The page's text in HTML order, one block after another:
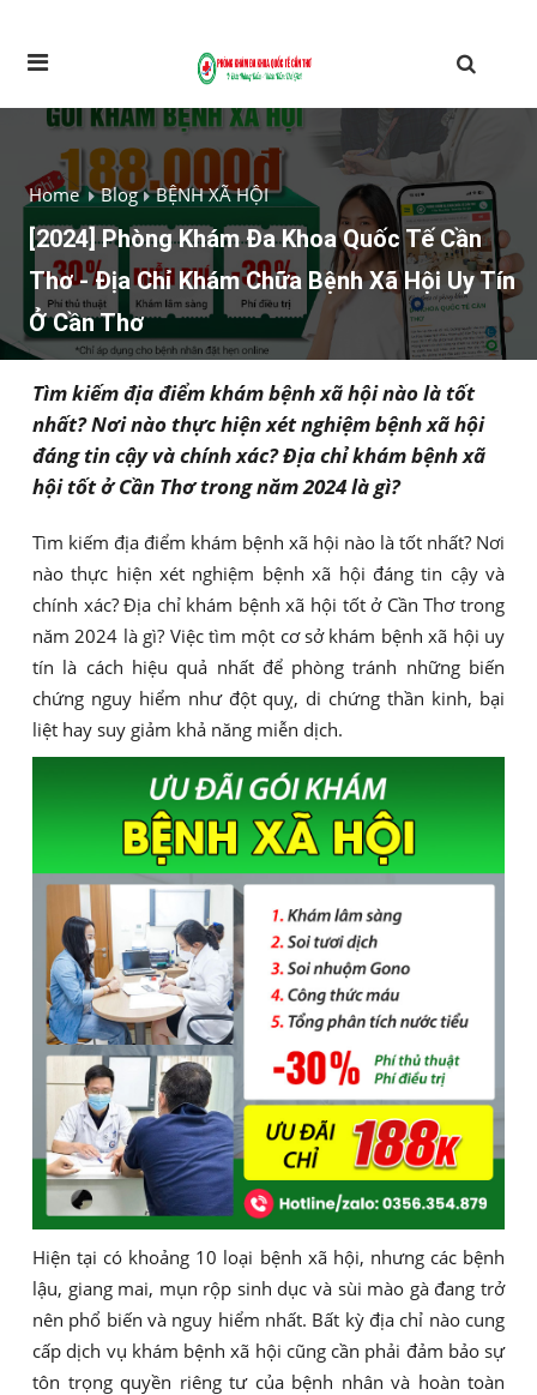
Home Blog BỆNH XÃ HỘI
[2024] Phòng Khám Đa Khoa Quốc Tế Cần
Thơ - Địa Chỉ Khám Chữa Bệnh Xã Hội Uy Tín
Ở Cần Thơ
Tìm kiếm địa điểm khám bệnh xã hội nào là tốt
nhất? Nơi nào thực hiện xét nghiệm bệnh xã hội
đáng tin cậy và chính xác? Địa chỉ khám bệnh xã
hội tốt ở Cần Thơ trong năm 2024 là gì?
Tìm kiếm địa điểm khám bệnh xã hội nào là tốt nhất? Nơi
nào thực hiện xét nghiệm bệnh xã hội đáng tin cậy và
chính xác? Địa chỉ khám bệnh xã hội tốt ở Cần Thơ trong
năm 2024 là gì? Việc tìm một cơ sở khám bệnh xã hội uy
tín là cách hiệu quả nhất để phòng tránh những biến
chứng nguy hiểm như đột quỵ, di chứng thần kinh, bại
liệt hay suy giảm khả năng miễn dịch.
Hiện tại có khoảng 10 loại bệnh xã hội, nhưng các bệnh
lậu, giang mai, mụn rộp sinh dục và sùi mào gà đang trở
nên phổ biến và nguy hiểm nhất. Bất kỳ địa chỉ nào cung
cấp dịch vụ khám bệnh xã hội cũng cần phải đảm bảo sự
tôn trọng quyền riêng tư của bệnh nhân và hoàn toàn